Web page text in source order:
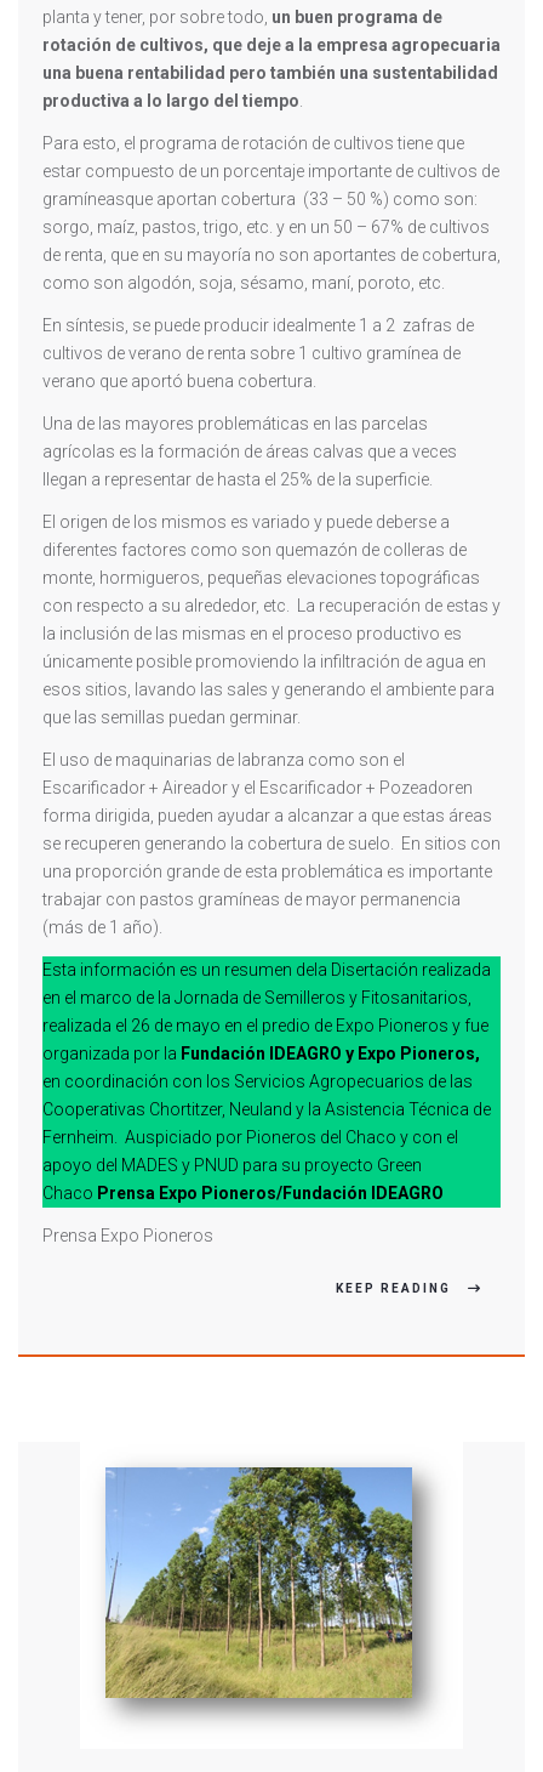
planta y tener, por sobre todo, un buen programa de
rotación de cultivos, que deje a la empresa agropecuaria
una buena rentabilidad pero también una sustentabilidad
productiva a lo largo del tiempo
Para esto, el programa de rotación de cultivos tiene que
estar compuesto de un porcentaje importante de cultivos de
gramíneasque aportan cobertura (33 – 50 %) como son:
sorgo, maíz, pastos, trigo, etc. y en un 50 – 67% de cultivos
de renta, que en su mayoría no son aportantes de cobertura,
como son algodón, soja, sésamo, maní, poroto, etc.
En síntesis, se puede producir idealmente 1 a 2 zafras de
cultivos de verano de renta sobre 1 cultivo gramínea de
verano que aportó buena cobertura.
Una de las mayores problemáticas en las parcelas
agrícolas es la formación de áreas calvas que a veces
llegan a representar de hasta el 25% de la superficie.
El origen de los mismos es variado y puede deberse a
diferentes factores como son quemazón de colleras de
monte, hormigueros, pequeñas elevaciones topográficas
con respecto a su alrededor, etc. La recuperación de estas y
la inclusión de las mismas en el proceso productivo es
únicamente posible promoviendo la infiltración de agua en
esos sitios, lavando las sales y generando el ambiente para
que las semillas puedan germinar.
El uso de maquinarias de labranza como son el
Escarificador + Aireador y el Escarificador + Pozeadoren
forma dirigida, pueden ayudar a alcanzar a que estas áreas
se recuperen generando la cobertura de suelo. En sitios con
una proporción grande de esta problemática es importante
trabajar con pastos gramíneas de mayor permanencia
(más de 1 año).
Esta información es un resumen dela Disertación realizada
en el marco de la Jornada de Semilleros y Fitosanitarios,
realizada el 26 de mayo en el predio de Expo Pioneros y fue
organizada por la Fundación IDEAGRO y Expo Pioneros,
en coordinación con los Servicios Agropecuarios de las
Cooperativas Chortitzer, Neuland y la Asistencia Técnica de
Fernheim. Auspiciado por Pioneros del Chaco y con el
apoyo del MADES y PNUD para su proyecto Green
Chaco Prensa Expo Pioneros/Fundación IDEAGRO
Prensa Expo Pioneros
KEEP READING